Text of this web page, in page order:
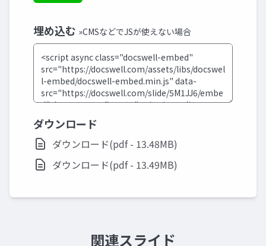
埋め込む »CMSなどでJSが使えない場合
ダウンロード
ダウンロード(pdf - 13.48MB)
ダウンロード(pdf - 13.49MB)
関連スライド